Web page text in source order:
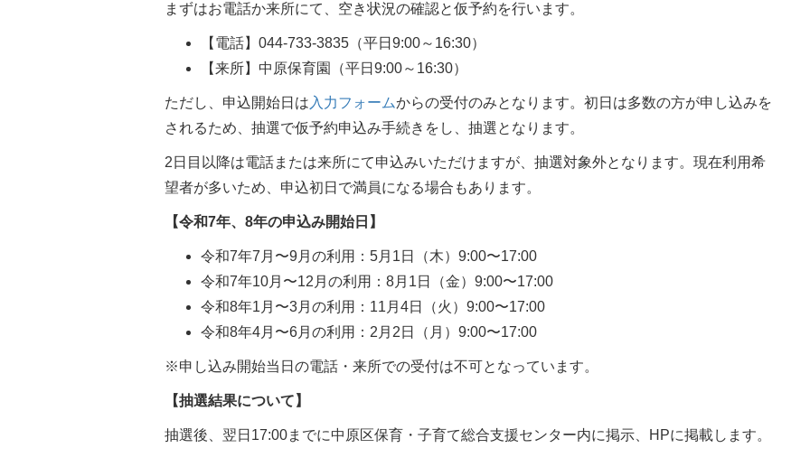
まずはお電話か来所にて、空き状況の確認と仮予約を行います。
【電話】044-733-3835（平日9:00～16:30）
【来所】中原保育園（平日9:00～16:30）
ただし、申込開始日は 入力フォームからの受付のみとなります。初日は多数の方が申し込みを
されるため、抽選で仮予約申込み手続きをし、抽選となります。
2日目以降は電話または来所にて申込みいただけますが、抽選対象外となります。現在利用希
望者が多いため、申込初日で満員になる場合もあります。
【令和7年、8年の申込み開始日】
令和7年7月〜9月の利用：5月1日（木）9:00〜17:00
令和7年10月〜12月の利用：8月1日（金）9:00〜17:00
令和8年1月〜3月の利用：11月4日（火）9:00〜17:00
令和8年4月〜6月の利用：2月2日（月）9:00〜17:00
※申し込み開始当日の電話・来所での受付は不可となっています。
【抽選結果について】
抽選後、翌日17:00までに中原区保育・子育て総合支援センター内に掲示、HPに掲載します。